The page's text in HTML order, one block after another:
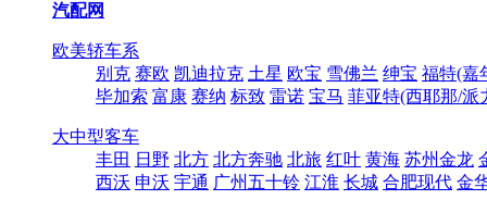
汽配网
欧美轿车系
别克 赛欧 凯迪拉克 土星 欧宝 雪佛兰 绅宝 福特(嘉
毕加索 富康 赛纳 标致 雷诺 宝马 菲亚特(西耶那/派
大中型客车
丰田 日野 北方 北方奔驰 北旅 红叶 黄海 苏州金龙
西沃 申沃 宇通 广州五十铃 江淮 长城 合肥现代 金